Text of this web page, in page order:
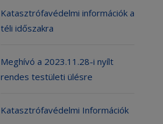
Katasztrófavédelmi információk a
téli időszakra
Meghívó a 2023.11.28-i nyílt
rendes testületi ülésre
Katasztrófavédelmi Információk